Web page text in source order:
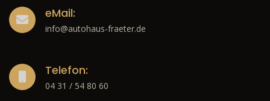
eMail:
info@autohaus-fraeter.de
Telefon:
04 31 / 54 80 60